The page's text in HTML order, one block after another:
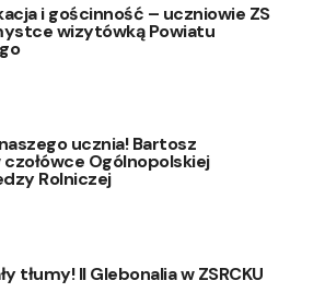
i gościnność – uczniowie ZS
wizytówką Powiatu
ucznia! Bartosz
czołówce Ogólnopolskiej
Rolniczej
tłumy! II Glebonalia w ZSRCKU